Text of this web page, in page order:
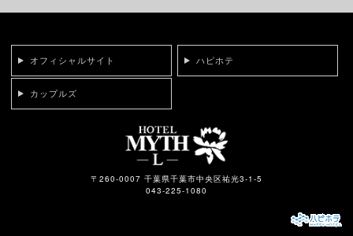
オフィシャルサイト ハピホテ
カップルズ
〒260-0007 千葉県千葉市中央区祐光3-1-5
043-225-1080